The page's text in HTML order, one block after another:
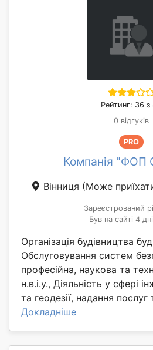
Рейтинг: 36 з
0 відгуків
PRO
Компанія "ФОП
Вінниця (Може
Зареєстрований
Був на сайті 4
Організація будівництва
Обслуговування систем
професійна, наукова та
н.в.і.у., Діяльність у сфері
та геодезії, надання послуг
Докладніше